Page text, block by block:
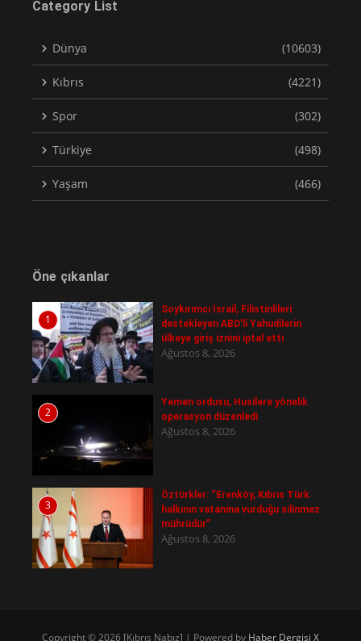
Category List
Dünya (10603)
Kıbrıs (4221)
Spor (302)
Türkiye (498)
Yaşam (466)
Öne çıkanlar
1
Soykırımcı İsrail, Filistinlileri
destekleyen ABD'li Yahudilerin
ülkeye giriş iznini iptal etti
Ağustos 8, 2026
2
Yemen ordusu, Husilere yönelik
operasyon düzenledi
Ağustos 8, 2026
3
Öztürkler: “Erenköy, Kıbrıs Türk
halkının vatanına vurduğu silinmez
mührüdür”
Ağustos 8, 2026
Copyright © 2026 [Kıbrıs Nabız] | Powered by Haber Dergisi X